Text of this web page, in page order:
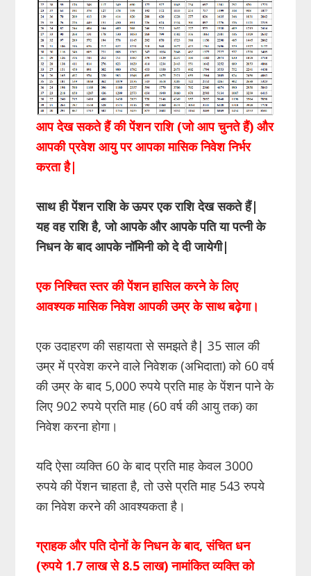
आप देख सकते हैं की पेंशन राशि (जो आप चुनते हैं) और
आपकी प्रवेश आयु पर आपका मासिक निवेश निर्भर
करता है|
साथ ही पेंशन राशि के ऊपर एक राशि देख सकते हैं|
यह वह राशि है, जो आपके और आपके पति या पत्नी के
निधन के बाद आपके नॉमिनी को दे दी जायेगी|
एक निश्चित स्तर की पेंशन हासिल करने के लिए
आवश्यक मासिक निवेश आपकी उम्र के साथ बढ़ेगा।
एक उदाहरण की सहायता से समझते है| 35 साल की
उम्र में प्रवेश करने वाले निवेशक (अभिदाता) को 60 वर्ष
की उम्र के बाद 5,000 रुपये प्रति माह के पेंशन पाने के
लिए 902 रुपये प्रति माह (60 वर्ष की आयु तक) का
निवेश करना होगा।
यदि ऐसा व्यक्ति 60 के बाद प्रति माह केवल 3000
रुपये की पेंशन चाहता है, तो उसे प्रति माह 543 रुपये
का निवेश करने की आवश्यकता है।
ग्राहक और पति दोनों के निधन के बाद,संचित धन
(रुपये 1.7लाख से 8.5लाख) नामांकित व्यक्ति को